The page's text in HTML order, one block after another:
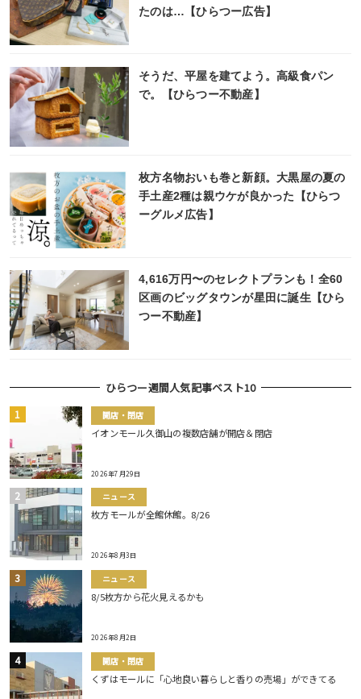
たのは…【ひらつー広告】
そうだ、平屋を建てよう。高級食パン
で。【ひらつー不動産】
枚方名物おいも巻と新顔。大黒屋の夏の
手土産2種は親ウケが良かった【ひらつ
ーグルメ広告】
4,616万円〜のセレクトプランも！全60
区画のビッグタウンが星田に誕生【ひら
つー不動産】
ひらつー週間人気記事ベスト10
開店・閉店
イオンモール久御山の複数店舗が開店＆閉店
2026年7月29日
ニュース
枚方モールが全館休館。8/26
2026年8月3日
ニュース
8/5枚方から花火見えるかも
2026年8月2日
開店・閉店
くずはモールに「心地良い暮らしと香りの売場」ができてる